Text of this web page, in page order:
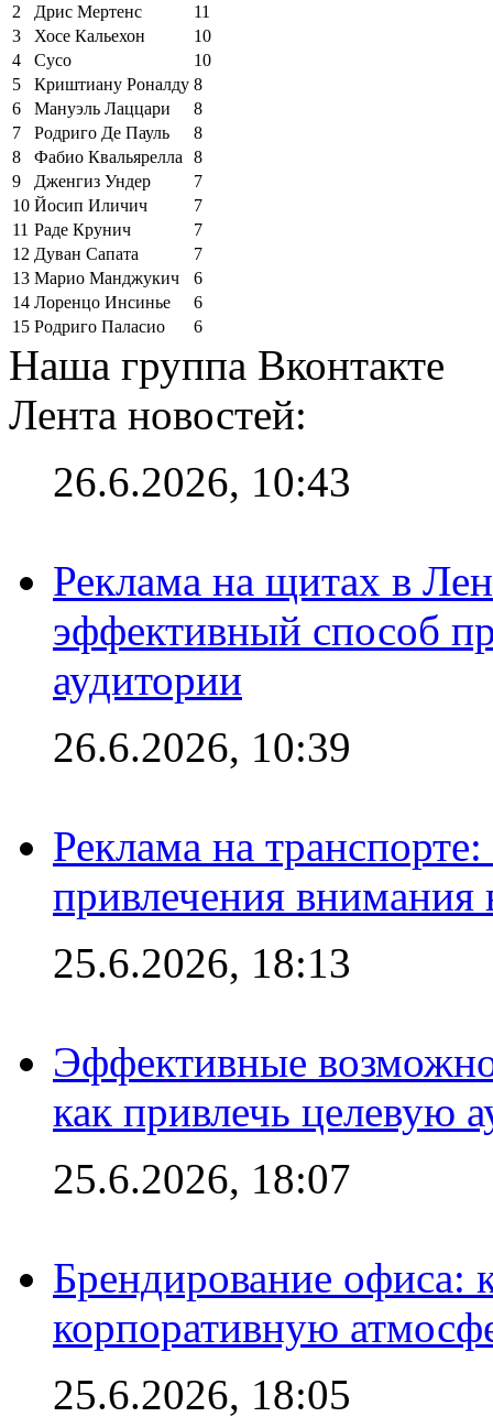
2
Дрис Мертенс
11
3
Хосе Кальехон
10
4
Сусо
10
5
Криштиану Роналду 8
6
Мануэль Лаццари
8
7
Родриго Де Пауль
8
8
Фабио Квальярелла
8
9
Дженгиз Ундер
7
10 Йосип Иличич
7
11 Раде Крунич
7
12 Дуван Сапата
7
13 Марио Манджукич
6
14 Лоренцо Инсинье
6
15 Родриго Паласио 6
Наша группа Вконтакте
Лента новостей:
26.6.2026, 10:43
Реклама на щитах в
эффективный способ
аудитории
26.6.2026, 10:39
Реклама на
привлечения внимания
25.6.2026, 18:13
Эффективные
как привлечь целевую
25.6.2026, 18:07
Брендирование офиса:
корпоративную
25.6.2026, 18:05